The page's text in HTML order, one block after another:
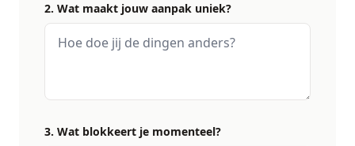
2. Wat maakt jouw aanpak uniek?
3. Wat blokkeert je momenteel?